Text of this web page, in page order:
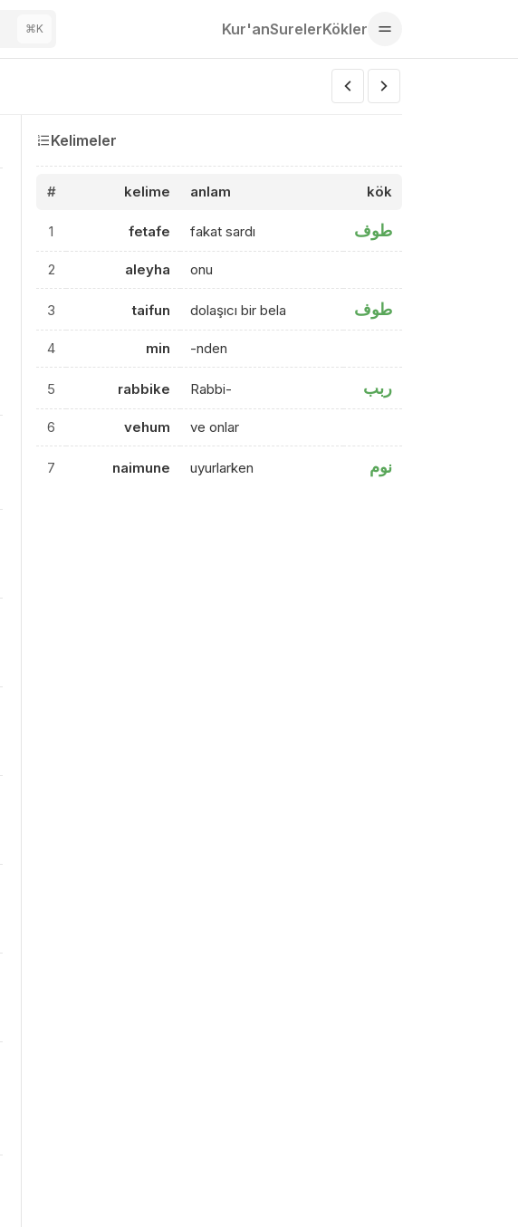
⌘K Kur'anSurelerKökler
Kelimeler
# kelime anlam kök
1 fetafe fakat sardı طوف
2 aleyha onu
3 taifun dolaşıcı bir bela طوف
4 min -nden
5 rabbike Rabbi- ربب
6 vehum ve onlar
7 naimune uyurlarken نوم